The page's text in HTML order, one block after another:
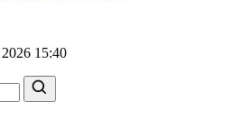
15:40